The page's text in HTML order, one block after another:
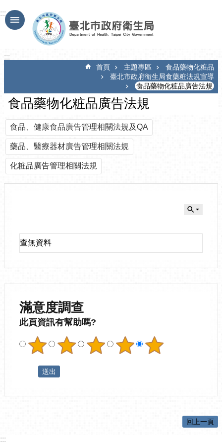
跳到主要內容區塊
:::
:::
首頁 主題專區
食品藥物化粧品
臺北市政府衛生局食藥粧法規宣導
食品藥物化粧品廣告法規
食品藥物化粧品廣告法規
食品、健康食品廣告管理相關法規及QA
藥品、醫療器材廣告管理相關法規
化粧品廣告管理相關法規
查無資料
滿意度調查
此頁資訊有幫助嗎?
回上一頁
:::